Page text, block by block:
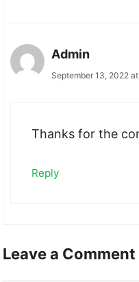
Admin
September 13, 2022
Thanks for the
Reply
Leave a Comment